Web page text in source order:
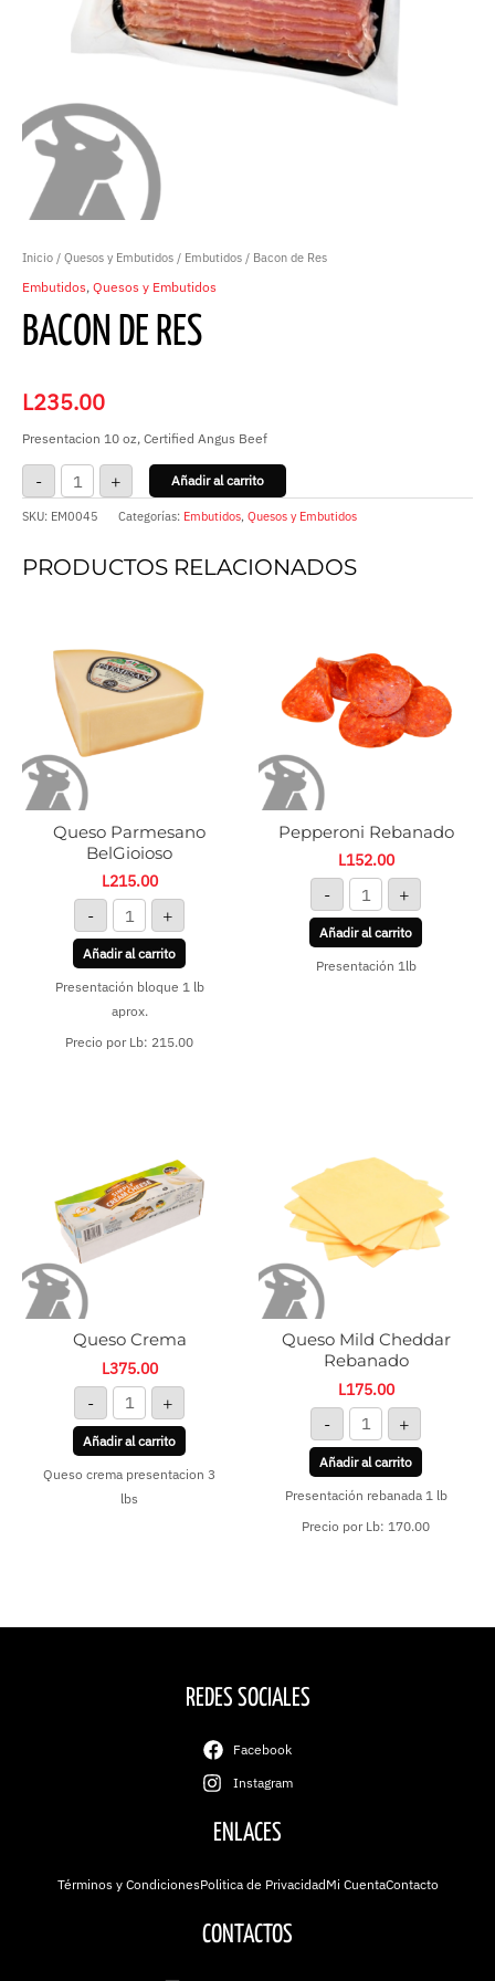
Inicio / Quesos y Embutidos / Embutidos / Bacon de Res
Embutidos, Quesos y Embutidos
BACON DE RES
L235.00
Presentacion 10 oz, Certified Angus Beef
- + Añadir al carrito
SKU: EM0045 Categorías: Embutidos, Quesos y Embutidos
PRODUCTOS RELACIONADOS
Queso Parmesano
BelGioioso
L215.00
- +
Añadir al carrito
Presentación bloque 1 lb
aprox.
Precio por Lb: 215.00
Pepperoni Rebanado
L152.00
- +
Añadir al carrito
Presentación 1lb
Queso Crema
L375.00
- +
Añadir al carrito
Queso crema presentacion 3
lbs
Queso Mild Cheddar
Rebanado
L175.00
-
cantidad
+
Añadir al carrito
Presentación rebanada 1 lb
Precio por Lb: 170.00
CONTACTOS
ENLACES
Términos y CondicionesPolitica de PrivacidadMi CuentaContacto
REDES SOCIALES
Facebook
Instagram